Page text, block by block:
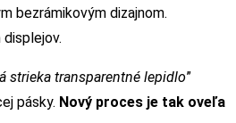
bezrámikovým dizajnom.
strieka transparentné lepidlo”
pásky. Nový proces je tak oveľa